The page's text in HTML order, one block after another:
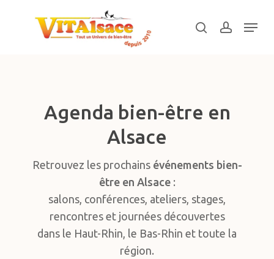
searchaccount
Menu
Agenda bien-être en
Alsace
Retrouvez les prochains événements bien-
être en Alsace:
salons, conférences, ateliers, stages,
rencontres et journées découvertes
dans le Haut-Rhin, le Bas-Rhin et toute la
région.